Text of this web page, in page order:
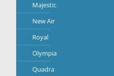
Majestic
New Air
Royal
Olympia
Quadra